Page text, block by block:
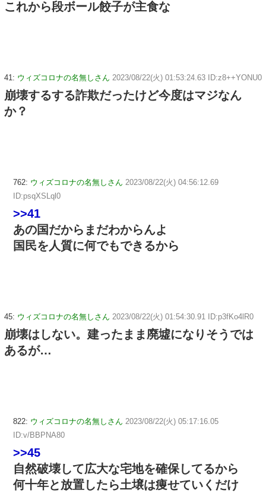
これから段ボール餃子が主食な
41: ウィズコロナの名無しさん 2023/08/22(火) 01:53:24.63 ID:z8++YONU0
崩壊するする詐欺だったけど今度はマジなん
か？
762: ウィズコロナの名無しさん 2023/08/22(火) 04:56:12.69
ID:psqXSLql0
>>41
あの国だからまだわからんよ
国民を人質に何でもできるから
45: ウィズコロナの名無しさん 2023/08/22(火) 01:54:30.91 ID:p3fKo4lR0
崩壊はしない。建ったまま廃墟になりそうでは
あるが…
822: ウィズコロナの名無しさん 2023/08/22(火) 05:17:16.05
ID:v/BBPNA80
>>45
自然破壊して広大な宅地を確保してるから
何十年と放置したら土壌は痩せていくだけ